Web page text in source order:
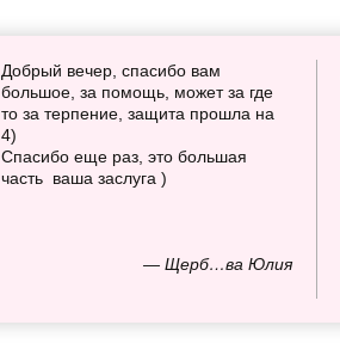
— Щерб…ва Юлия
Добрый вечер, спасибо вам
большое, за помощь, может за где
то за терпение, защита прошла на
4)
Спасибо еще раз, это большая
часть ваша заслуга )